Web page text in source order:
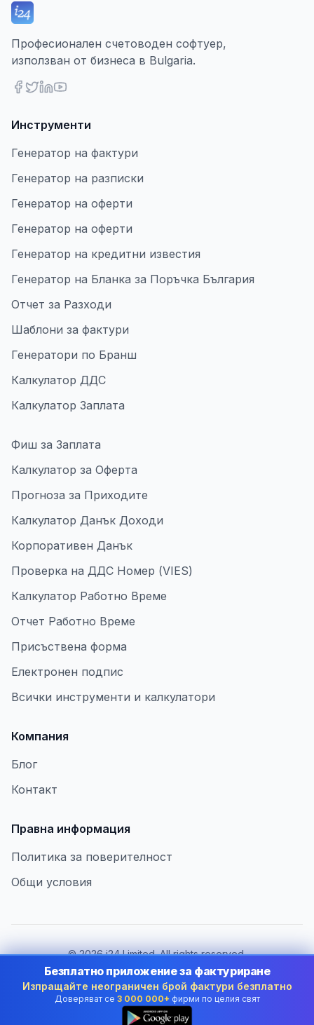
Професионален счетоводен софтуер,
използван от бизнеса в Bulgaria.
Инструменти
Генератор на фактури
Генератор на разписки
Генератор на оферти
Генератор на оферти
Генератор на кредитни известия
Генератор на Бланка за Поръчка България
Отчет за Разходи
Шаблони за фактури
Генератори по Бранш
Калкулатор ДДС
Калкулатор Заплата
Фиш за Заплата
Калкулатор за Оферта
Прогноза за Приходите
Калкулатор Данък Доходи
Корпоративен Данък
Проверка на ДДС Номер (VIES)
Калкулатор Работно Време
Отчет Работно Време
Присъствена форма
Електронен подпис
Всички инструменти и калкулатори
Компания
Блог
Контакт
Правна информация
Политика за поверителност
Общи условия
©2026i24 Limited. All rights reserved.
В услуга на бизнеса в Bulgaria
Смяна на държава:
Bulgaria
Безплатно приложение за фактуриране
Изпращайте неограничен брой фактури безплатно
Доверяват се 3 000 000+ фирми по целия свят